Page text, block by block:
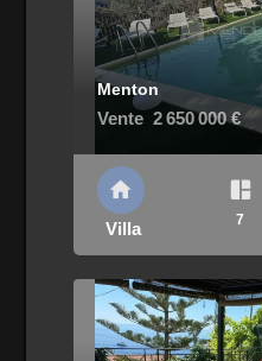
Menton
Vente 2 650 000 €
Villa 7